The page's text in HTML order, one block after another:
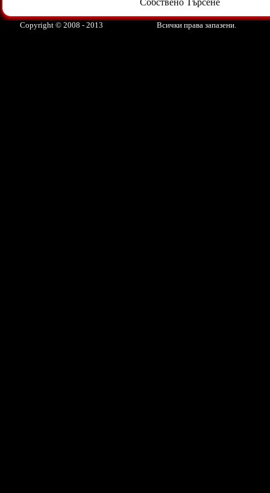
Собствено Търсене
Copyright © 2008 - 2013 Всички права запазени.